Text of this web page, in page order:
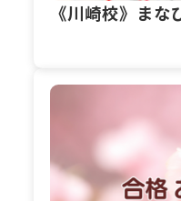
《川崎校》ま